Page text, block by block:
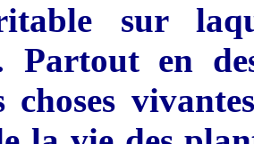
sur
Partout en
choses